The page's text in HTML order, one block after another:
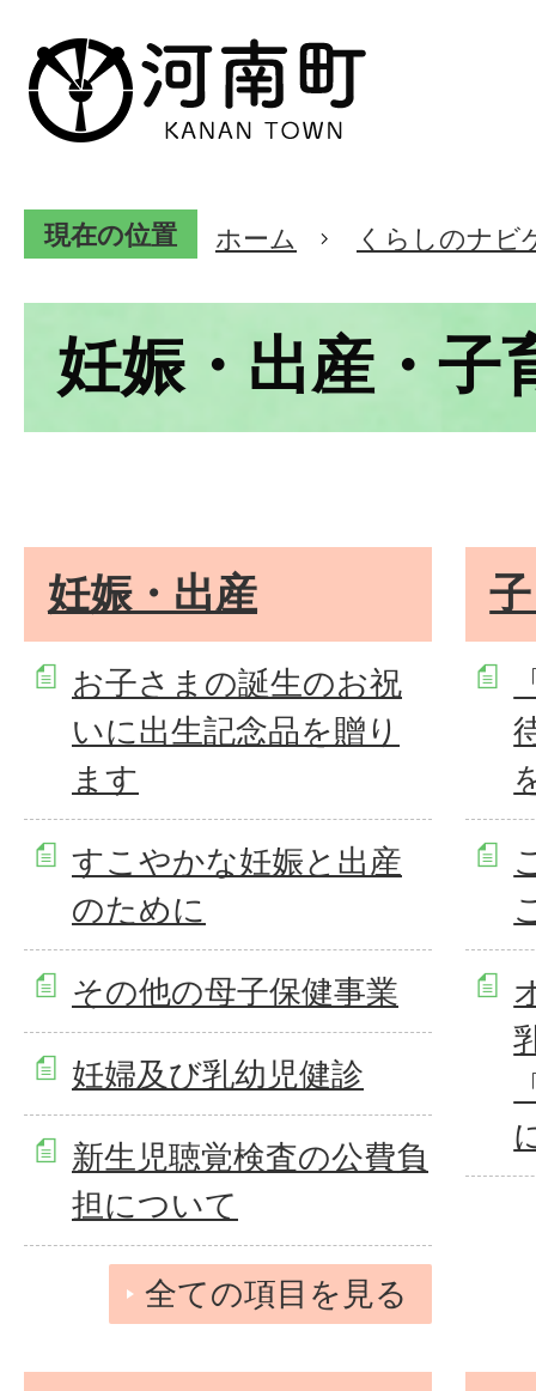
現在の位置 ホーム くらしのナビ
妊娠・出産・子
妊娠・出産
お子さまの誕生のお祝
いに出生記念品を贈り
ます
すこやかな妊娠と出産
のために
その他の母子保健事業
妊婦及び乳幼児健診
新生児聴覚検査の公費負
担について
全ての項目を見る